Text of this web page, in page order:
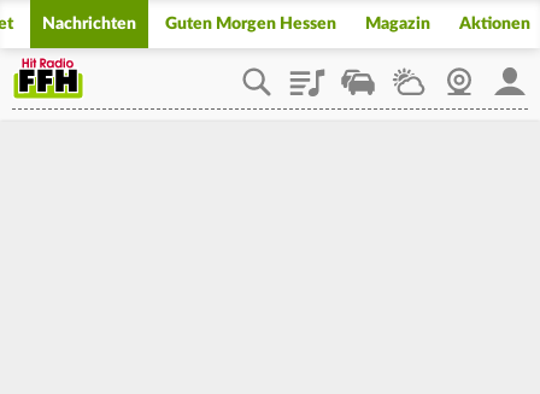
Nachrichten Guten Morgen Hessen Magazin Aktionen
PlaylistStaupilotWetterWebcam